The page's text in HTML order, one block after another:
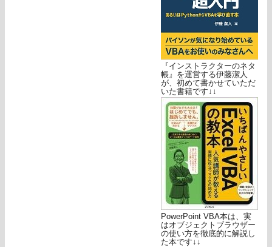
『インストラクターのネタ
帳』を運営する伊藤潔人
が、初めて書かせていただ
いた書籍です↓↓
PowerPoint VBA本は、実
はオブジェクトブラウザー
の使い方を徹底的に解説し
た本です↓↓